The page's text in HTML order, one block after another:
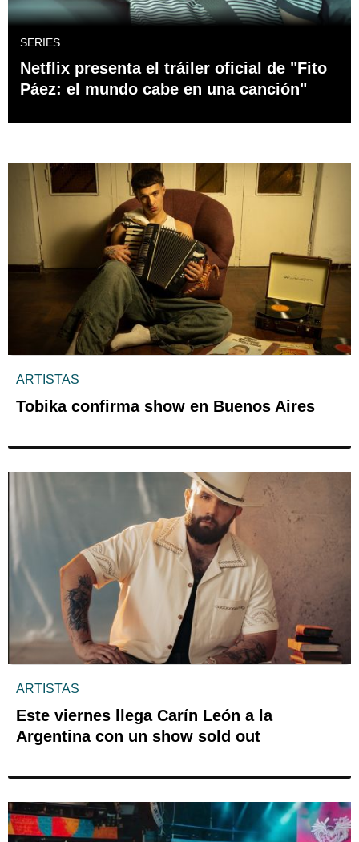
SERIES
Netflix presenta el tráiler oficial de "Fito
Páez: el mundo cabe en una canción"
ARTISTAS
Tobika confirma show en Buenos Aires
ARTISTAS
Este viernes llega Carín León a la
Argentina con un show sold out